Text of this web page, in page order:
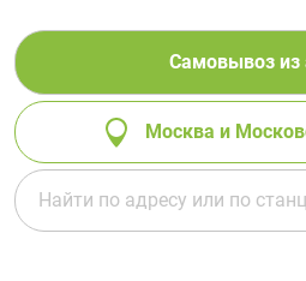
Самовывоз из
Москва и